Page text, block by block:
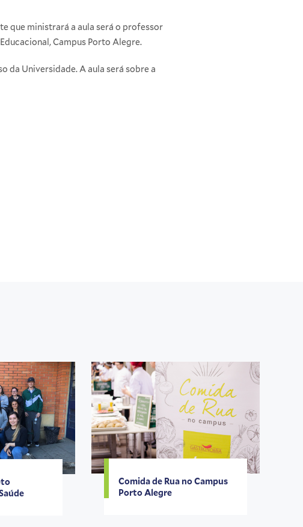
que ministrará a aula será o professor
Campus Porto Alegre.
da Universidade. A aula será sobre a
Comida de Rua no Campus
Porto Alegre